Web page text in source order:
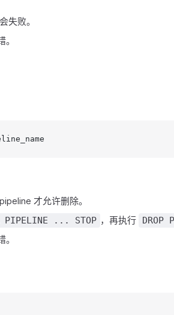
失败。
才允许删除。
PIPELINE ... STOP ，再执行 DROP